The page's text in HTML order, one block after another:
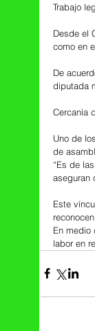
Trabajo
Desde el
como en
De
diputada
Cercanía
Uno de
de
“Es de
aseguran
Este
En medio
labor en